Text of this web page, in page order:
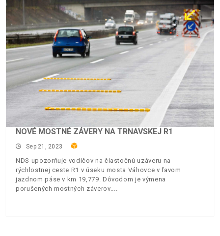
NOVÉ MOSTNÉ ZÁVERY NA TRNAVSKEJ R1
Sep 21, 2023
NDS upozorňuje vodičov na čiastočnú uzáveru na
rýchlostnej ceste R1 v úseku mosta Váhovce v ľavom
jazdnom páse v km 19,779. Dôvodom je výmena
porušených mostných záverov.